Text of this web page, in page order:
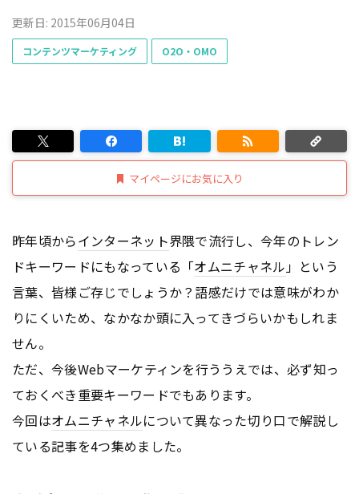
更新日: 2015年06月04日
コンテンツマーケティング O2O・OMO
マイページにお気に入り
昨年頃からインターネット界隈で流行し、今年のトレン
ドキーワードにもなっている「オムニチャネル」という
言葉、皆様ご存じでしょうか？語感だけでは意味がわか
りにくいため、なかなか頭に入ってきづらいかもしれま
せん。
ただ、今後Webマーケティンを行ううえでは、必ず知っ
ておくべき重要キーワードでもあります。
今回はオムニチャネルについて異なった切り口で解説し
ている記事を4つ集めました。